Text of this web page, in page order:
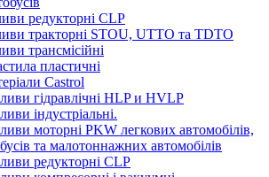
редукторні CLP
тракторні STOU, UTTO та TDTO
трансмісійні
пластичні
Castrol
гідравлічні HLP и HVLP
індустріальні.
моторні PKW легкових автомобілів,
та малотоннажних автомобілів
редукторні CLP